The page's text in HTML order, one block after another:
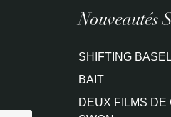
Nouveautés
SHIFTING
BAIT
DEUX FILMS DE